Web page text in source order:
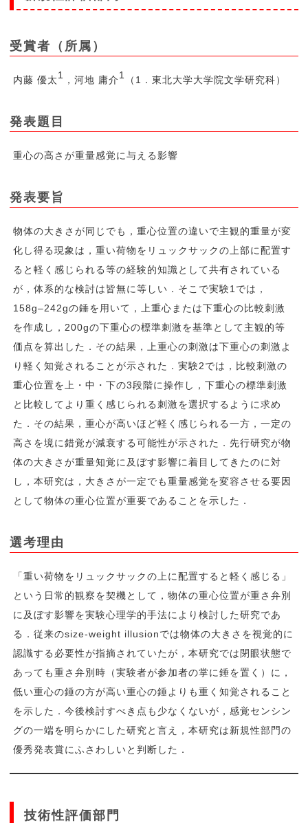
受賞者（所属）
内藤 優太1 ，河地 庸介1 （1．東北大学大学院文学研究科）
発表題目
重心の高さが重量感覚に与える影響
発表要旨
物体の大きさが同じでも，重心位置の違いで主観的重量が変
化し得る現象は，重い荷物をリュックサックの上部に配置す
ると軽く感じられる等の経験的知識として共有されている
が，体系的な検討は皆無に等しい．そこで実験1では，
158g–242gの錘を用いて，上重心または下重心の比較刺激
を作成し，200gの下重心の標準刺激を基準として主観的等
価点を算出した．その結果，上重心の刺激は下重心の刺激よ
り軽く知覚されることが示された．実験2では，比較刺激の
重心位置を上・中・下の3段階に操作し，下重心の標準刺激
と比較してより重く感じられる刺激を選択するように求め
た．その結果，重心が高いほど軽く感じられる一方，一定の
高さを境に錯覚が減衰する可能性が示された．先行研究が物
体の大きさが重量知覚に及ぼす影響に着目してきたのに対
し，本研究は，大きさが一定でも重量感覚を変容させる要因
として物体の重心位置が重要であることを示した．
選考理由
「重い荷物をリュックサックの上に配置すると軽く感じる」
という日常的観察を契機として，物体の重心位置が重さ弁別
に及ぼす影響を実験心理学的手法により検討した研究であ
る．従来のsize-weight illusionでは物体の大きさを視覚的に
認識する必要性が指摘されていたが，本研究では閉眼状態で
あっても重さ弁別時（実験者が参加者の掌に錘を置く）に，
低い重心の錘の方が高い重心の錘よりも重く知覚されること
を示した．今後検討すべき点も少なくないが，感覚センシン
グの一端を明らかにした研究と言え，本研究は新規性部門の
優秀発表賞にふさわしいと判断した．
技術性評価部門